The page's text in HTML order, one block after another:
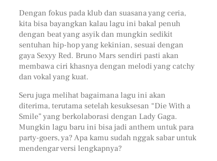
Dengan fokus pada klub dan suasana yang ceria,
kita bisa bayangkan kalau lagu ini bakal penuh
dengan beat yang asyik dan mungkin sedikit
sentuhan hip-hop yang kekinian, sesuai dengan
gaya Sexyy Red. Bruno Mars sendiri pasti akan
membawa ciri khasnya dengan melodi yang catchy
dan vokal yang kuat.
Seru juga melihat bagaimana lagu ini akan
diterima, terutama setelah kesuksesan “Die With a
Smile” yang berkolaborasi dengan Lady Gaga.
Mungkin lagu baru ini bisa jadi anthem untuk para
party-goers, ya? Apa kamu sudah nggak sabar untuk
mendengar versi lengkapnya?